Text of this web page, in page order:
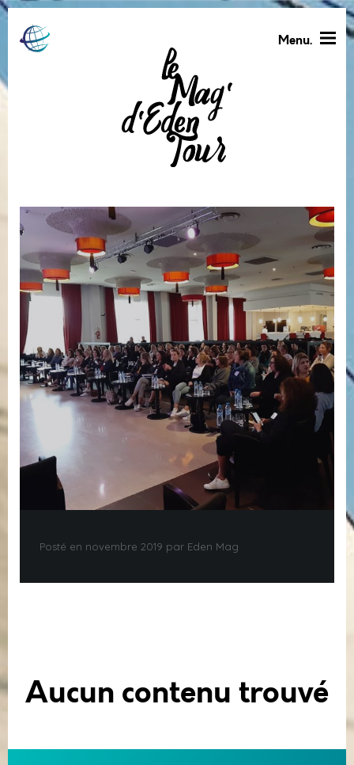
Menu.
Posté en novembre 2019 par Eden Mag
Aucun contenu trouvé